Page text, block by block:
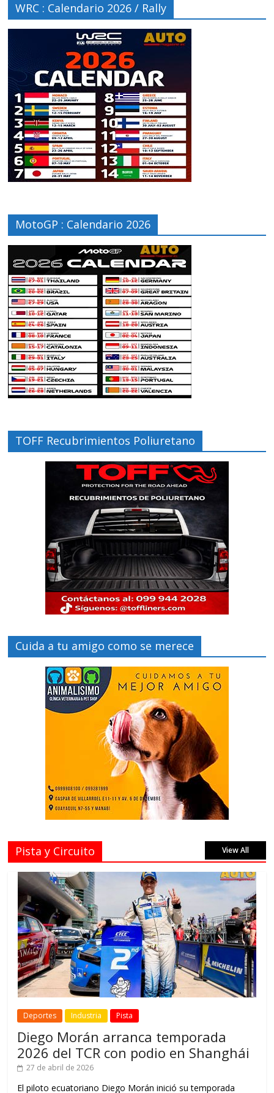
WRC : Calendario 2026 / Rally
MotoGP : Calendario 2026
TOFF Recubrimientos Poliuretano
Cuida a tu amigo como se merece
Pista y Circuito View All
Deportes Industria Pista
Diego Morán arranca temporada
2026 del TCR con podio en Shanghái
27 de abril de 2026
El piloto ecuatoriano Diego Morán inició su temporada